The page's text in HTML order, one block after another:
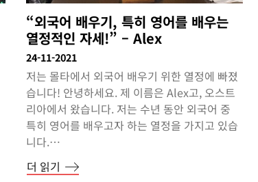
“외국어 배우기, 특히 영어를 배우는
열정적인 자세!” – Alex
24-11-2021
저는 몰타에서 외국어 배우기 위한 열정에 빠졌
습니다! 안녕하세요. 제 이름은 Alex고, 오스트
리아에서 왔습니다. 저는 수년 동안 외국어 중
특히 영어를 배우고자 하는 열정을 가지고 있습
니다.…
더 읽기